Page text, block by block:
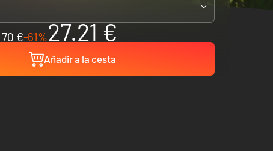
70 €-61%27.21 €
Añadir a la cesta